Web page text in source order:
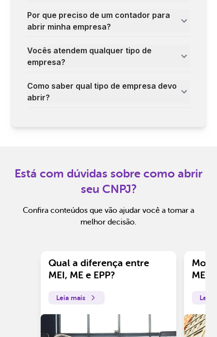
Por que preciso de um contador para
abrir minha empresa?
Vocês atendem qualquer tipo de
empresa?
Como saber qual tipo de empresa devo
abrir?
Está com dúvidas sobre como abrir
seu CNPJ?
Confira conteúdos que vão ajudar você a tomar a
melhor decisão.
Qual a diferença entre
MEI, ME e EPP?
Leia mais
ME?
Leia